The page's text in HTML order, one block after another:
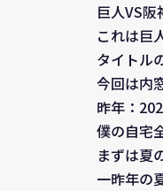
巨人VS阪
これは巨
タイトル
今回は内
昨年：
僕の自宅
まずは夏
一昨年の